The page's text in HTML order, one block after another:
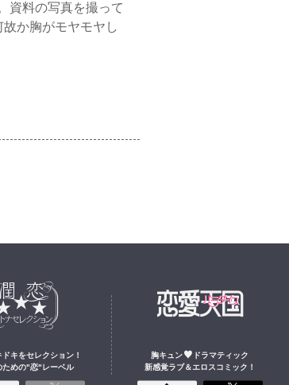
資料の写真を撮って
か胸がモヤモヤし
ドキをセレクション！
ための"恋"レーベル
胸キュン
ドラマティック
新感覚ラブ＆エロスコミック！